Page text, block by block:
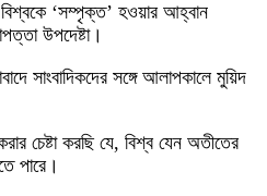
বিশ্বকে ‘সম্পৃক্ত’ হওয়ার আহ্বান
উপদেষ্টা।
সাংবাদিকদের সঙ্গে আলাপকালে মুয়িদ
চেষ্টা করছি যে, বিশ্ব যেন অতীতের
পারে।